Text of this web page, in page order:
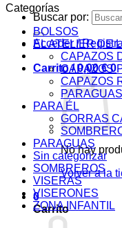
Buscar por:
Acceder /
Carrito /0,00€ 0
No hay
Volver a la
0
Carrito
Categorías
BOLSOS
EL ATELIER DE
CAPAZOS
CAPAZOS
CAPAZOS
PARA ÉL
GORRAS
PARAGUAS
Sin categorizar
SOMBREROS
VISERAS
VISERONES
ZONA INFANTIL